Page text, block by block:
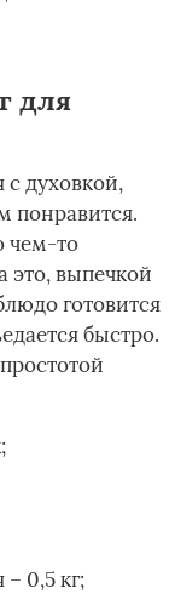
для
с духовкой,
понравится.
чем-то
это, выпечкой
готовится
быстро.
0,5 кг;